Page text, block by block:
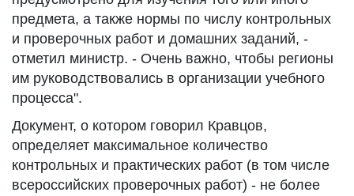
предмета, а также нормы по числу контрольных
и проверочных работ и домашних заданий, -
отметил министр. - Очень важно, чтобы регионы
им руководствовались в организации учебного
процесса".
Документ, о котором говорил Кравцов,
определяет максимальное количество
контрольных и практических работ (в том числе
всероссийских проверочных работ) - не более